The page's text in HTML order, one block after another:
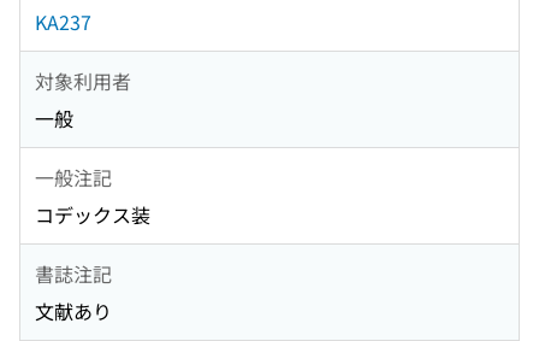
KA237
対象利用者
一般
一般注記
コデックス装
書誌注記
文献あり